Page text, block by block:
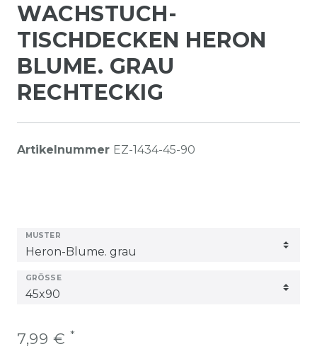
WACHSTUCH-
TISCHDECKEN HERON
BLUME. GRAU
RECHTECKIG
Artikelnummer EZ-1434-45-90
MUSTER
GRÖSSE
7,99 € *